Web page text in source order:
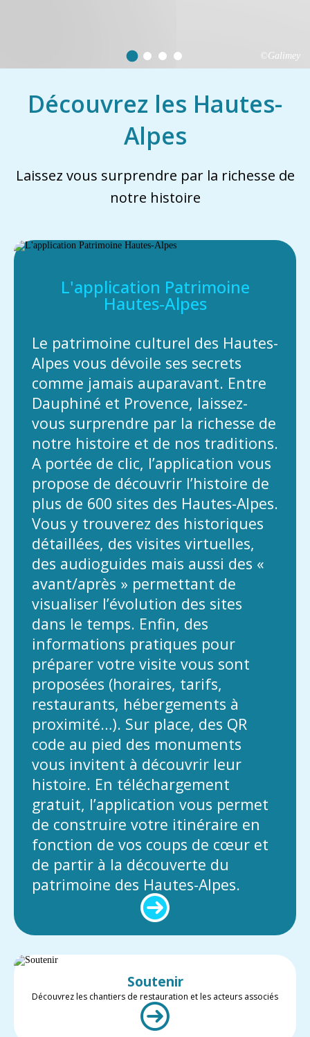
©Galimey
Découvrez les Hautes-
Alpes
Laissez vous surprendre par la richesse de
notre histoire
L'application Patrimoine
Hautes-Alpes
Le patrimoine culturel des Hautes-
Alpes vous dévoile ses secrets
comme jamais auparavant. Entre
Dauphiné et Provence, laissez-
vous surprendre par la richesse de
notre histoire et de nos traditions.
A portée de clic, l’application vous
propose de découvrir l’histoire de
plus de 600 sites des Hautes-Alpes.
Vous y trouverez des historiques
détaillées, des visites virtuelles,
des audioguides mais aussi des «
avant/après » permettant de
visualiser l’évolution des sites
dans le temps. Enfin, des
informations pratiques pour
préparer votre visite vous sont
proposées (horaires, tarifs,
restaurants, hébergements à
proximité…). Sur place, des QR
code au pied des monuments
vous invitent à découvrir leur
histoire. En téléchargement
gratuit, l’application vous permet
de construire votre itinéraire en
fonction de vos coups de cœur et
de partir à la découverte du
patrimoine des Hautes-Alpes.
Soutenir
Découvrez les chantiers de restauration et les acteurs associés